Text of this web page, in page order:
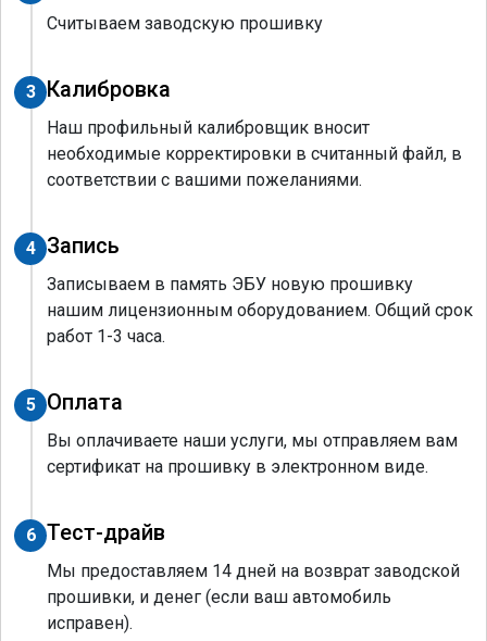
Считываем заводскую прошивку
3 Калибровка
Наш профильный калибровщик вносит
необходимые корректировки в считанный файл, в
соответствии с вашими пожеланиями.
4 Запись
Записываем в память ЭБУ новую прошивку
нашим лицензионным оборудованием. Общий срок
работ 1-3 часа.
5 Оплата
Вы оплачиваете наши услуги, мы отправляем вам
сертификат на прошивку в электронном виде.
6 Тест-драйв
Мы предоставляем 14 дней на возврат заводской
прошивки, и денег (если ваш автомобиль
исправен).